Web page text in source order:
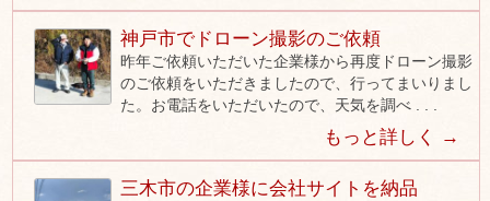
神戸市でドローン撮影のご依頼
昨年ご依頼いただいた企業様から再度ドローン撮影
のご依頼をいただきましたので、行ってまいりまし
た。お電話をいただいたので、天気を調べ . . .
もっと詳しく →
三木市の企業様に会社サイトを納品